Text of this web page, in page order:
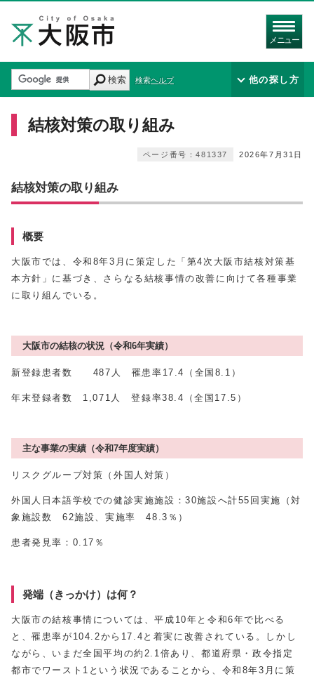
メニュー
検索 検索ヘルプ 他の探し方
結核対策の取り組み
2026年7月31日
ページ番号：481337
結核対策の取り組み
概要
大阪市では、令和8年3月に策定した「第4次大阪市結核対策基
本方針」に基づき、さらなる結核事情の改善に向けて各種事業
に取り組んでいる。
大阪市の結核の状況（令和6年実績）
新登録患者数 487人 罹患率17.4（全国8.1）
年末登録者数 1,071人 登録率38.4（全国17.5）
主な事業の実績（令和7年度実績）
リスクグループ対策（外国人対策）
外国人日本語学校での健診実施施設：30施設へ計55回実施（対
象施設数 62施設、実施率 48.3％）
患者発見率：0.17％
発端（きっかけ）は何？
大阪市の結核事情については、平成10年と令和6年で比べる
と、罹患率が104.2から17.4と着実に改善されている。しかし
ながら、いまだ全国平均の約2.1倍あり、都道府県・政令指定
都市でワースト1という状況であることから、令和8年3月に策